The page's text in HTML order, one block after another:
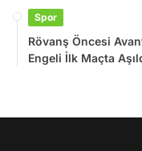
Spor
Rövanş Öncesi
Engeli İlk Maçta